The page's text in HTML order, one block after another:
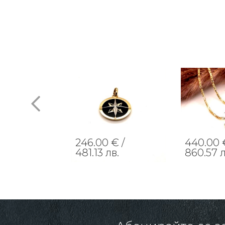
246.00 € /
481.13 лв.
440.00
860.57